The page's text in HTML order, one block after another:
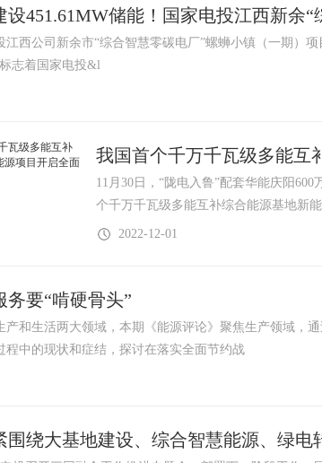
设451.61MW储能！国家电投江西新余
江西公司新余市“综合智慧零碳电厂”螺蛳小镇（一期）
志着国家电投&l
我国首个千万千瓦级多能互
11月30日，“陇电入鲁”配套华能庆阳
个千万千瓦级多能互补综合能源基地新
2022-12-01
务要“啃硬骨头”
生活两大领域，本期《能源评论》聚焦生产领域，通
程中的现状和症结，探讨在落实全面节约战
围绕大基地建设、综合智慧能源、绿电